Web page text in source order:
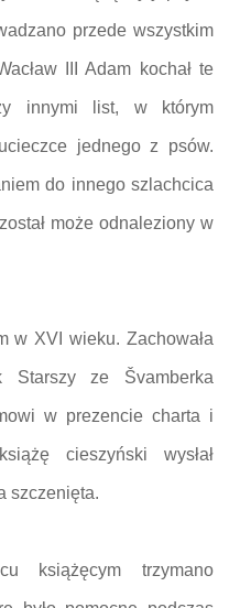
przede wszystkim
III Adam kochał te
innymi list, w którym
jednego z psów.
do innego szlachcica
może odnaleziony w
w XVI wieku. Zachowała
Starszy ze Švamberka
w prezencie charta i
cieszyński wysłał
szczenięta.
książęcym trzymano